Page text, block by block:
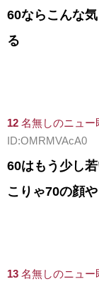
60ならこんな
る
12 名無しのニュー
ID:OMRMVAcA0
60はもう少し
こりゃ70の顔や
13 名無しのニュー